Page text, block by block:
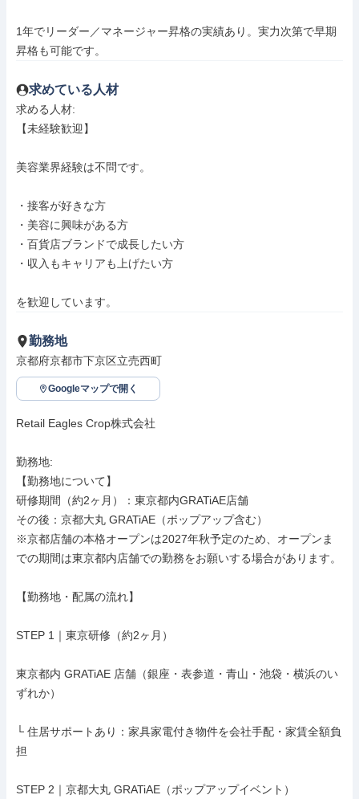
1年でリーダー／マネージャー昇格の実績あり。実力次第で早期
昇格も可能です。
求めている人材
求める人材:
【未経験歓迎】
美容業界経験は不問です。
・接客が好きな方
・美容に興味がある方
・百貨店ブランドで成長したい方
・収入もキャリアも上げたい方
を歓迎しています。
勤務地
京都府京都市下京区立売西町
Googleマップで開く
Retail Eagles Crop株式会社
勤務地:
【勤務地について】
研修期間（約2ヶ月）：東京都内GRATiAE店舗
その後：京都大丸 GRATiAE（ポップアップ含む）
※京都店舗の本格オープンは2027年秋予定のため、オープンま
での期間は東京都内店舗での勤務をお願いする場合があります。
【勤務地・配属の流れ】
STEP 1｜東京研修（約2ヶ月）
東京都内 GRATiAE 店舗（銀座・表参道・青山・池袋・横浜のい
ずれか）
└ 住居サポートあり：家具家電付き物件を会社手配・家賃全額負
担
STEP 2｜京都大丸 GRATiAE（ポップアップイベント）